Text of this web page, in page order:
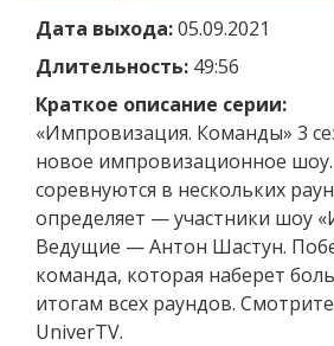
Дата выхода:05.09.2021
Длительность: 49:56
Краткое описание серии:
«Импровизация. Команды» 3
новое импровизационное
соревнуются в нескольких
определяет — участники шоу
Ведущие — Антон Шастун.
команда, которая наберет
итогам всех раундов.
UniverTV.